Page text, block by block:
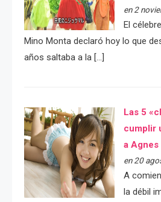
en 2
El
Mino Monta declaró hoy lo que
años saltaba a la […]
Las 5
cumplir
a Agnes
en 20
A
la débil